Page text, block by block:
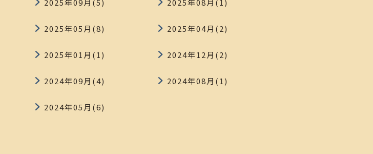
2025年05月(8) 2025年04月(2)
2025年01月(1) 2024年12月(2)
2024年09月(4) 2024年08月(1)
2024年05月(6)